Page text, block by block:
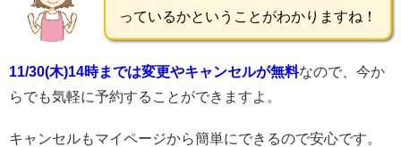
っているかということがわかりますね！
11/30(木)14時までは変更やキャンセルが無料なので、今か
らでも気軽に予約することができますよ。
キャンセルもマイページから簡単にできるので安心です。